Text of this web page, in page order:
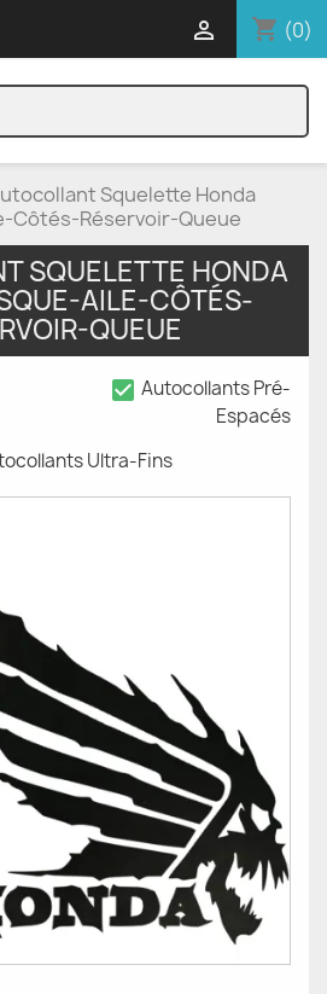
shopping_cart (0)

Squelette Honda
Côtés-Réservoir-Queue
SQUELETTE HONDA
AILE-CÔTÉS-
QUEUE
check_box Autocollants Pré-
Espacés
Ultra-Fins